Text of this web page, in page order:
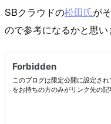
SBクラウドの松田氏が
ので参考になるかと思い